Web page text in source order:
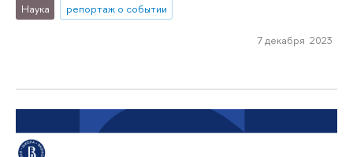
Наука репортаж о событии
7 декабря 2023